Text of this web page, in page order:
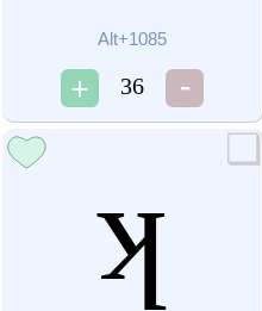
Alt+1085
36
ʞ